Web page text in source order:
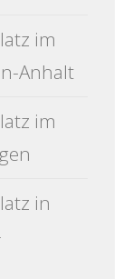
im
Anhalt
im
in